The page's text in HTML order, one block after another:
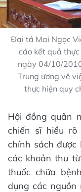
Đại tá Mai Ngọc
cáo kết quả
ngày 04/10/
Trung ương về
thực hiện quy
Hội đồng quân
chiến sĩ hiểu rõ
chính sách được
các khoản thu
thuốc chữa
dụng các nguồn